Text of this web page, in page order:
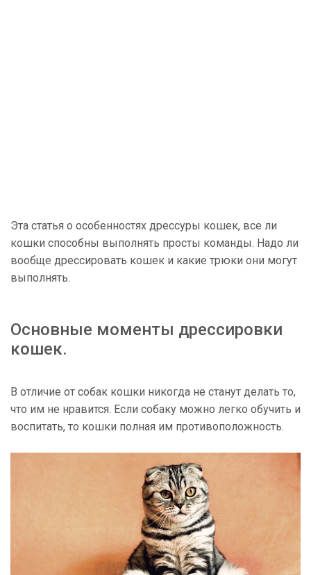
Эта статья о особенностях дрессуры кошек, все ли
кошки способны выполнять просты команды. Надо ли
вообще дрессировать кошек и какие трюки они могут
выполнять.
Основные моменты дрессировки
кошек.
В отличие от собак кошки никогда не станут делать то,
что им не нравится. Если собаку можно легко обучить и
воспитать, то кошки полная им противоположность.